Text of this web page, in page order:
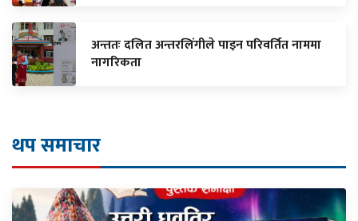
अन्ततः दलित अन्तरलिंगीले पाइन परिवर्तित नाममा
नागरिकता
थप समाचार